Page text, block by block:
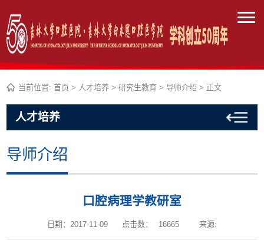
当前位置:首页 > 人才培养 >研究生教育 > 导师介绍 > 正文
人才培养
导师介绍
口腔病理学教研室
日期：2017-11-09 点击数： 16665 来源: